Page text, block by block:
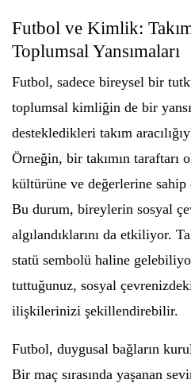
Futbol ve Kimlik:
Toplumsal Yansımaları
Futbol, sadece bireysel bir
toplumsal kimliğin de bir
destekledikleri takım
Örneğin, bir takımın taraftarı
kültürüne ve değerlerine sahip
Bu durum, bireylerin sosyal
algılandıklarını da etkiliyor.
statü sembolü haline
tuttuğunuz, sosyal
ilişkilerinizi şekillendirebilir.
Futbol, duygusal bağların
Bir maç sırasında yaşanan